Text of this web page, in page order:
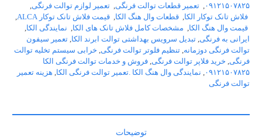
۰۹۱۲۱۵۰۷۸۲۵, تعمیر قطعات توالت فرنگی, تعمیر لوازم توالت فرنگی,
فلاش تانک توکار الکا, قطعات وال هنگ الکا, قیمت فلاش تانک توکار ALCA
,
قیمت وال هنگ الکا, مشخصات کامل فلاش تانک های الکا, نمایندگی الکا,
ایرانی به فرنگی, تبدیل سرویس بهداشتی توالت ابرند الکا, تعمیر سیفون
توالت فرنگی دوزمانه, تنظیم فلوتر توالت فرنگی, خرابی سیستم تخلیه توالت
فرنگی, خرید فلاپر توالت فرنگی, فروش و خدمات توالت فرنگی الکا
۰۹۱۲۱۵۰۷۸۲۵, نمایندگی وال هنگ الکا .تعمیر توالت فرنگی الکا, هزینه تعمیر
توالت فرنگی
توضیحات